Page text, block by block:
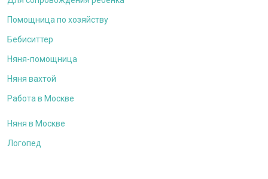
Помощница по хозяйству
Бебиситтер
Няня-помощница
Няня вахтой
Работа в Москве
Няня в Москве
Логопед